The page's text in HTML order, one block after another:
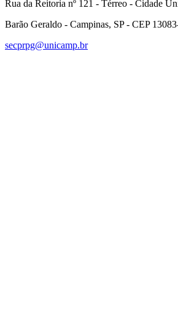
Rua da Reitoria nº 121 - Térreo - Cidade
Barão Geraldo - Campinas, SP - CEP
secprpg@unicamp.br